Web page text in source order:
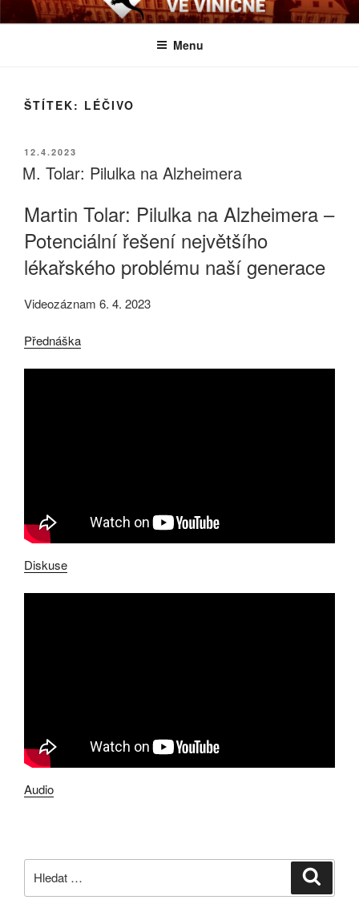
k
BIOLOGICKÉ ČTVRTKY VE
Určeno všem zájemcům o evoluci a obecnější biologická témata
Menu
ŠTÍTEK: LÉČIVO
PUBLIKOVÁNO
12.4.2023
M. Tolar: Pilulka na Alzheimera
Martin Tolar: Pilulka na Alzheimera –
Potenciální řešení největšího
lékařského problému naší generace
Videozáznam 6. 4. 2023
Přednáška
Diskuse
Audio